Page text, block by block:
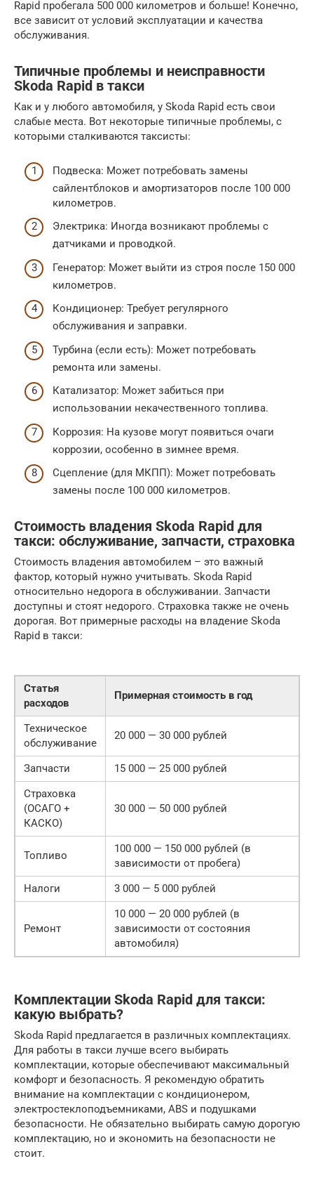
Rapid пробегала 500 000 километров и больше! Конечно,
все зависит от условий эксплуатации и качества
обслуживания.
Типичные проблемы и неисправности
Skoda Rapid в такси
Как и у любого автомобиля, у Skoda Rapid есть свои
слабые места. Вот некоторые типичные проблемы, с
которыми сталкиваются таксисты:
Подвеска: Может потребовать замены
сайлентблоков и амортизаторов после 100 000
километров.
Электрика: Иногда возникают проблемы с
датчиками и проводкой.
Генератор: Может выйти из строя после 150 000
километров.
Кондиционер: Требует регулярного
обслуживания и заправки.
Турбина (если есть): Может потребовать
ремонта или замены.
Катализатор: Может забиться при
использовании некачественного топлива.
Коррозия: На кузове могут появиться очаги
коррозии, особенно в зимнее время.
Сцепление (для МКПП): Может потребовать
замены после 100 000 километров.
Стоимость владения Skoda Rapid для
такси: обслуживание, запчасти, страховка
Стоимость владения автомобилем – это важный
фактор, который нужно учитывать. Skoda Rapid
относительно недорога в обслуживании. Запчасти
доступны и стоят недорого. Страховка также не очень
дорогая. Вот примерные расходы на владение Skoda
Rapid в такси:
Статья
расходов
Примерная стоимость в год
Техническое
обслуживание
20 000 — 30 000 рублей
Запчасти
15 000 — 25 000 рублей
Страховка
(ОСАГО +
КАСКО)
30 000 — 50 000 рублей
Топливо
100 000 — 150 000 рублей (в
зависимости от пробега)
Налоги
3 000 — 5 000 рублей
Ремонт
10 000 — 20 000 рублей (в
зависимости от состояния
автомобиля)
Комплектации Skoda Rapid для такси:
какую выбрать?
Skoda Rapid предлагается в различных комплектациях.
Для работы в такси лучше всего выбирать
комплектации, которые обеспечивают максимальный
комфорт и безопасность. Я рекомендую обратить
внимание на комплектации с кондиционером,
электростеклоподъемниками, ABS и подушками
безопасности. Не обязательно выбирать самую дорогую
комплектацию, но и экономить на безопасности не
стоит.